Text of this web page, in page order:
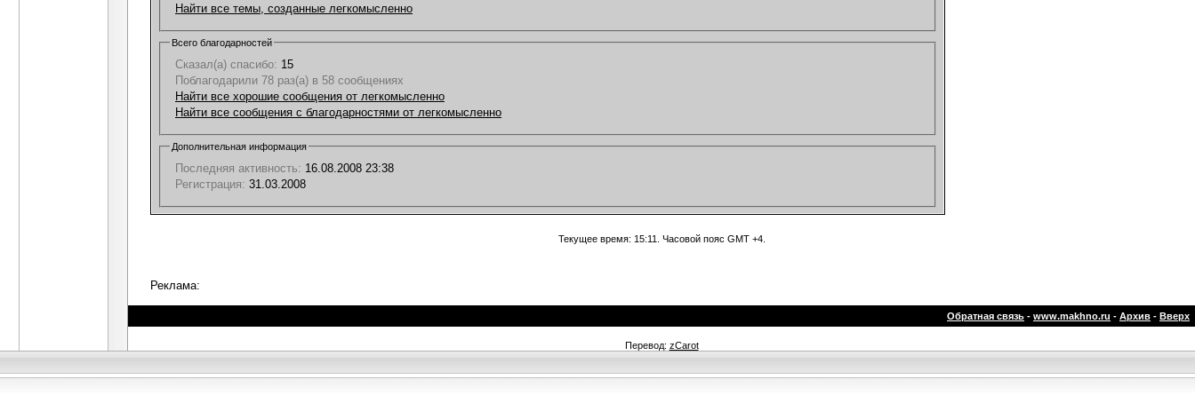
Найти все темы, созданные легкомысленно
Всего благодарностей
Сказал(а) спасибо: 15
Поблагодарили 78 раз(а) в 58 сообщениях
Найти все хорошие сообщения от легкомысленно
Найти все сообщения с благодарностями от легкомысленно
Дополнительная информация
Последняя активность: 16.08.2008 23:38
Регистрация: 31.03.2008
Текущее время: 15:11 . Часовой пояс GMT +4.
Реклама:
Обратная связь - www.makhno.ru - Архив - Вверх
Перевод: zCarot